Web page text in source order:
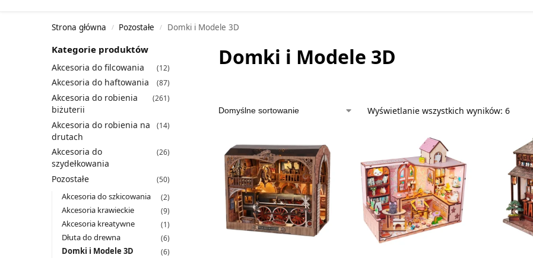
Strona główna / Pozostałe / Domki i Modele 3D
Domki i Modele 3D
Wyświetlanie wszystkich wyników: 6
Kategorie produktów
Akcesoria do filcowania (12)
Akcesoria do haftowania (87)
Akcesoria do robienia
biżuterii
(261)
Akcesoria do robienia na
drutach
(14)
Akcesoria do
szydełkowania
(26)
Pozostałe (50)
Akcesoria do szkicowania (2)
Akcesoria krawieckie (9)
Akcesoria kreatywne (1)
Dłuta do drewna (6)
Domki i Modele 3D (6)